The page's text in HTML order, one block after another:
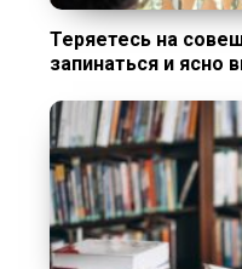
Теряетесь на
запинаться и ясно